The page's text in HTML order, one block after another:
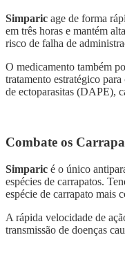
Simparic age de forma
em três horas e mantém
risco de falha de
O medicamento também
tratamento estratégico
de ectoparasitas (DAPE),
Combate os
Simparic é o único
espécies de carrapatos.
espécie de carrapato mais
A rápida velocidade de
transmissão de doenças